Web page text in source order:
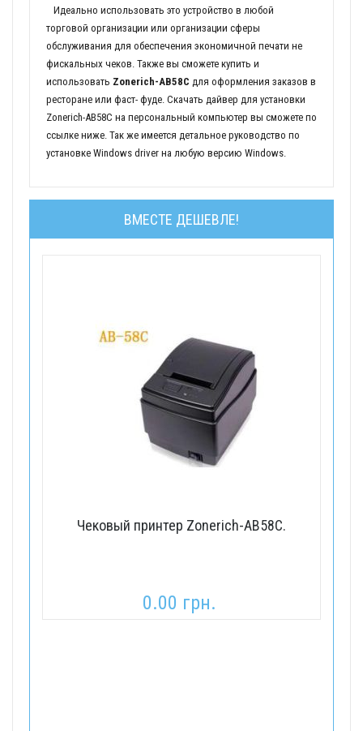
Идеально использовать это устройство в любой
торговой организации или организации сферы
обслуживания для обеспечения экономичной печати не
фискальных чеков. Также вы сможете купить и
использовать Zonerich-AB58C для оформления заказов в
ресторане или фаст- фуде. Скачать дайвер для установки
Zonerich-AB58C на персональный компьютер вы сможете по
ссылке ниже. Так же имеется детальное руководство по
установке Windows driver на любую версию Windows.
ВМЕСТЕ ДЕШЕВЛЕ!
Чековый принтер Zonerich-AB58C.
0.00 грн.